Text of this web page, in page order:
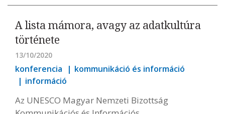
A lista mámora, avagy az adatkultúra
története
13/10/2020
konferencia
kommunikáció és információ
információ
Az UNESCO Magyar Nemzeti Bizottság